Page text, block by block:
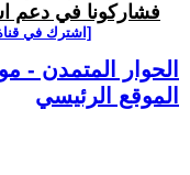
فشاركونا في دعم
[اشترك في
الحوار المتمدن -
الموقع الرئيسي